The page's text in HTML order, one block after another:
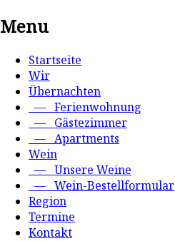
Menu
Startseite
Wir
Übernachten
— Ferienwohnung
— Gästezimmer
— Apartments
Wein
— Unsere Weine
— Wein-Bestellformular
Region
Termine
Kontakt